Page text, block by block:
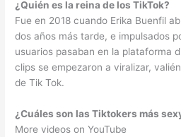
¿Quién es la reina de los TikTok?
Fue en 2018 cuando Erika Buenfil
dos años más tarde, e impulsados
usuarios pasaban en la plataforma
clips se empezaron a viralizar,
de Tik Tok.
¿Cuáles son las Tiktokers más
More videos on YouTube